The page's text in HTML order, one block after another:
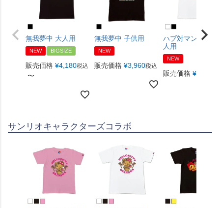
無我夢中 大人用
NEW BIGSIZE
販売価格 ¥4,180税込
〜
無我夢中 子供用
NEW
販売価格 ¥3,960税込
ハブ対マングース
人用
NEW
販売価格 ¥
サンリオキャラクターズコラボ